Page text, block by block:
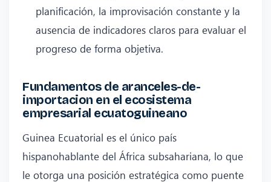
planificación, la improvisación constante y la
ausencia de indicadores claros para evaluar el
progreso de forma objetiva.
Fundamentos de aranceles-de-
importacion en el ecosistema
empresarial ecuatoguineano
Guinea Ecuatorial es el único país
hispanohablante del África subsahariana, lo que
le otorga una posición estratégica como puente